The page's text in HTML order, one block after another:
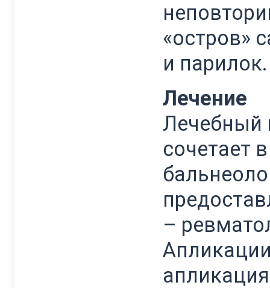
«остров»
и парилок.
Лечение
Лечебный
сочетает
–
апликация